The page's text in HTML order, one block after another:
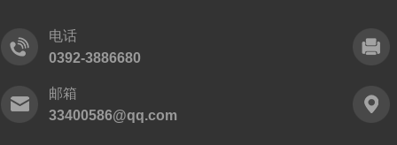
电话
0392-3886680
邮箱
33400586@qq.com